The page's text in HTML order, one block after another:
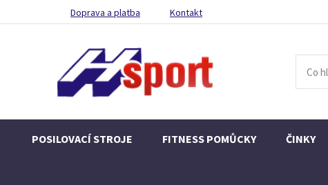
Doprava a platba Kontakt
POSILOVACÍ STROJE FITNESS POMŮCKY ČINKY